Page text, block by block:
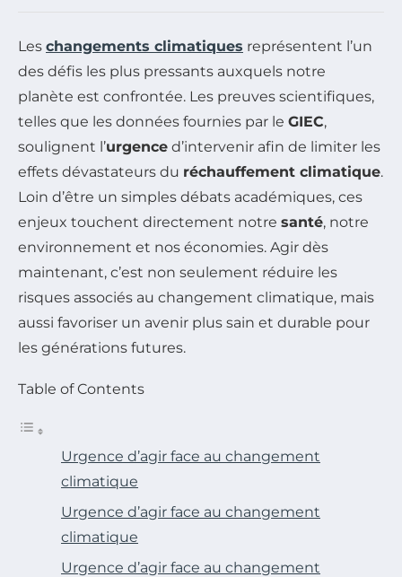
Les changements climatiques représentent l’un
des défis les plus pressants auxquels notre
planète est confrontée. Les preuves scientifiques,
telles que les données fournies par le GIEC,
soulignent l’urgence d’intervenir afin de limiter les
effets dévastateurs du réchauffement climatique.
Loin d’être un simples débats académiques, ces
enjeux touchent directement notre santé, notre
environnement et nos économies. Agir dès
maintenant, c’est non seulement réduire les
risques associés au changement climatique, mais
aussi favoriser un avenir plus sain et durable pour
les générations futures.
Table of Contents
Urgence d’agir face au changement
climatique
Urgence d’agir face au changement
climatique
Urgence d’agir face au changement